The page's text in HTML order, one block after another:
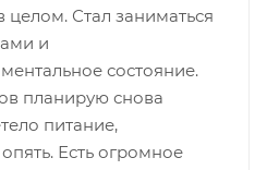
целом. Стал заниматься
и
состояние.
планирую снова
питание,
Есть огромное